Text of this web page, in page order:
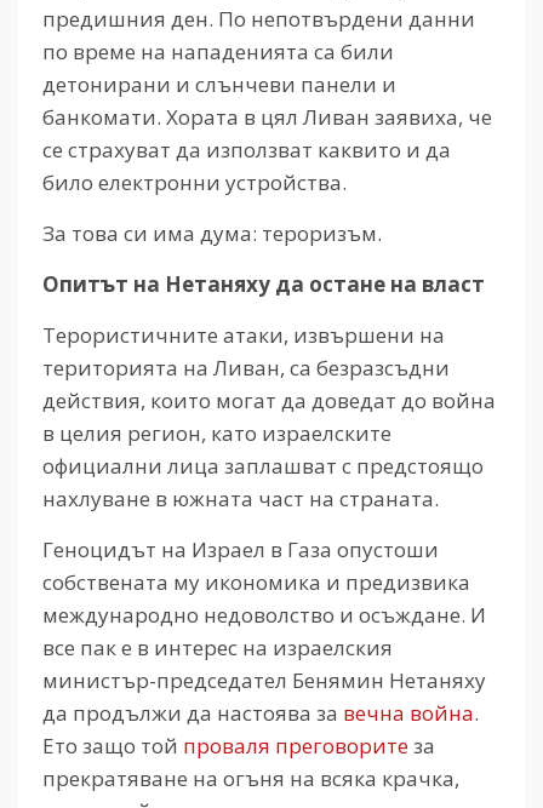
предишния ден. По непотвърдени данни
по време на нападенията са били
детонирани и слънчеви панели и
банкомати. Хората в цял Ливан заявиха, че
се страхуват да използват каквито и да
било електронни устройства.
За това си има дума: тероризъм.
Опитът на Нетаняху да остане на власт
Терористичните атаки, извършени на
територията на Ливан, са безразсъдни
действия, които могат да доведат до война
в целия регион, като израелските
официални лица заплашват с предстоящо
нахлуване в южната част на страната.
Геноцидът на Израел в Газа опустоши
собствената му икономика и предизвика
международно недоволство и осъждане. И
все пак е в интерес на израелския
министър-председател Бенямин Нетаняху
да продължи да настоява за вечна война.
Ето защо той проваля преговоритеза
прекратяване на огъня на всяка крачка,